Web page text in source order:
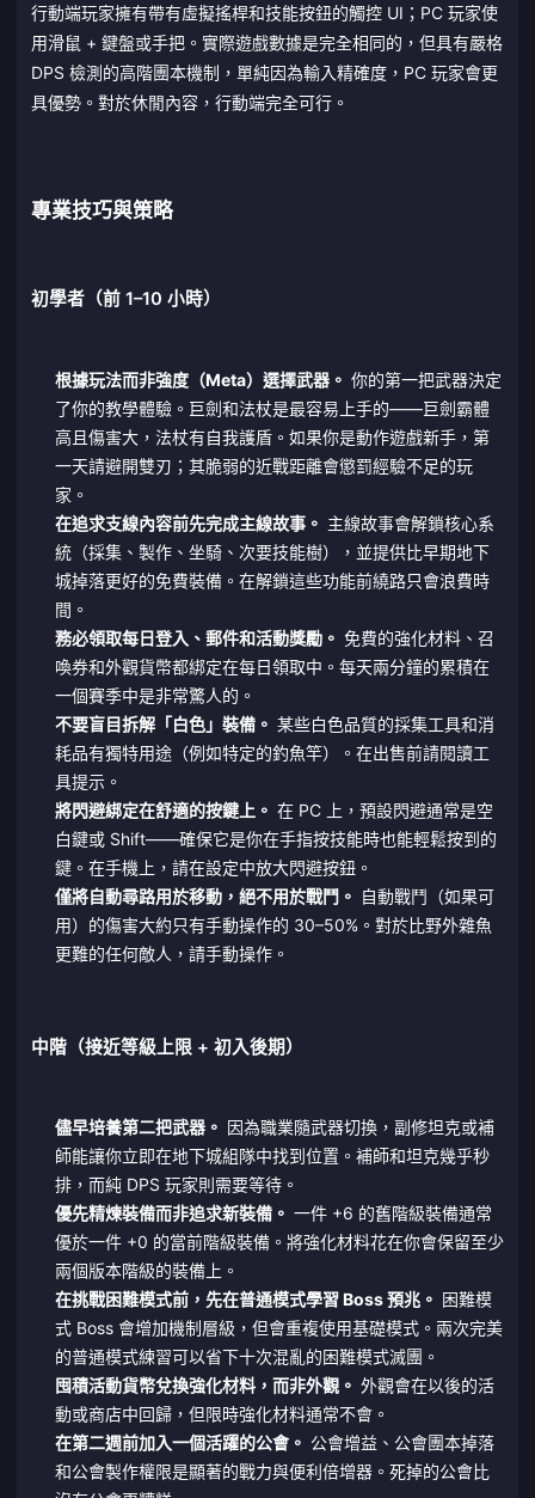
行動端玩家擁有帶有虛擬搖桿和技能按鈕的觸控 UI；PC 玩家使
用滑鼠 + 鍵盤或手把。實際遊戲數據是完全相同的，但具有嚴格
DPS 檢測的高階團本機制，單純因為輸入精確度，PC 玩家會更
具優勢。對於休閒內容，行動端完全可行。
專業技巧與策略
初學者（前 1–10 小時）
根據玩法而非強度（Meta）選擇武器。 你的第一把武器決定
了你的教學體驗。巨劍和法杖是最容易上手的——巨劍霸體
高且傷害大，法杖有自我護盾。如果你是動作遊戲新手，第
一天請避開雙刃；其脆弱的近戰距離會懲罰經驗不足的玩
家。
在追求支線內容前先完成主線故事。 主線故事會解鎖核心系
統（採集、製作、坐騎、次要技能樹），並提供比早期地下
城掉落更好的免費裝備。在解鎖這些功能前繞路只會浪費時
間。
務必領取每日登入、郵件和活動獎勵。 免費的強化材料、召
喚券和外觀貨幣都綁定在每日領取中。每天兩分鐘的累積在
一個賽季中是非常驚人的。
不要盲目拆解「白色」裝備。 某些白色品質的採集工具和消
耗品有獨特用途（例如特定的釣魚竿）。在出售前請閱讀工
具提示。
將閃避綁定在舒適的按鍵上。 在 PC 上，預設閃避通常是空
白鍵或 Shift——確保它是你在手指按技能時也能輕鬆按到的
鍵。在手機上，請在設定中放大閃避按鈕。
僅將自動尋路用於移動，絕不用於戰鬥。 自動戰鬥（如果可
用）的傷害大約只有手動操作的 30–50%。對於比野外雜魚
更難的任何敵人，請手動操作。
中階（接近等級上限 + 初入後期）
儘早培養第二把武器。 因為職業隨武器切換，副修坦克或補
師能讓你立即在地下城組隊中找到位置。補師和坦克幾乎秒
排，而純 DPS 玩家則需要等待。
優先精煉裝備而非追求新裝備。 一件 +6 的舊階級裝備通常
優於一件 +0 的當前階級裝備。將強化材料花在你會保留至少
兩個版本階級的裝備上。
在挑戰困難模式前，先在普通模式學習 Boss 預兆。 困難模
式 Boss 會增加機制層級，但會重複使用基礎模式。兩次完美
的普通模式練習可以省下十次混亂的困難模式滅團。
囤積活動貨幣兌換強化材料，而非外觀。 外觀會在以後的活
動或商店中回歸，但限時強化材料通常不會。
在第二週前加入一個活躍的公會。 公會增益、公會團本掉落
和公會製作權限是顯著的戰力與便利倍增器。死掉的公會比